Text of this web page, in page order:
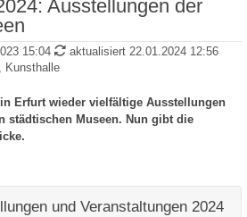
Ausstellungen der
15:04
aktualisiert 22.01.2024 12:56
Kunsthalle
Erfurt wieder vielfältige Ausstellungen
städtischen Museen. Nun gibt die
und Veranstaltungen 2024